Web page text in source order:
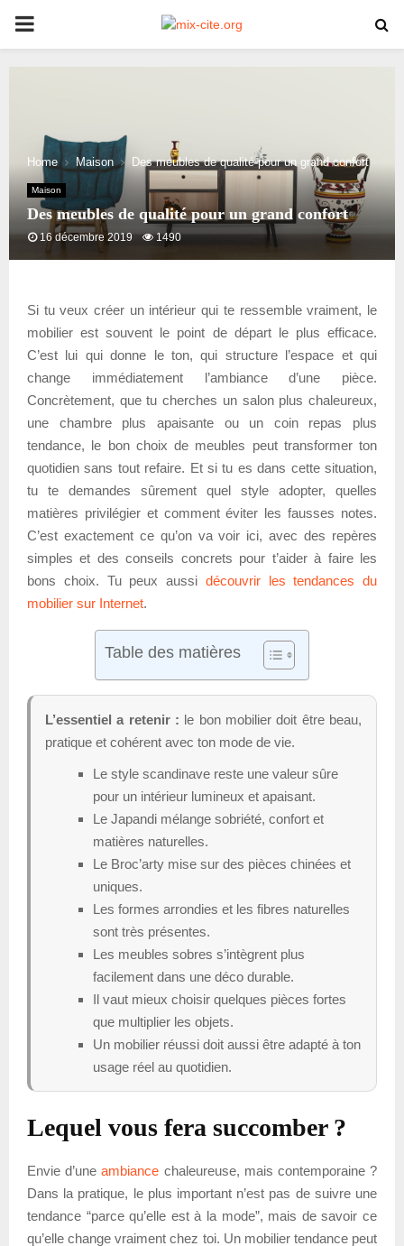
PRIMARY
MENU
Home Maison Des meubles de qualité pour un grand confort
Maison
Des meubles de qualité pour un grand confort
16 décembre 2019 1490
Si tu veux créer un intérieur qui te ressemble vraiment, le
mobilier est souvent le point de départ le plus efficace.
C’est lui qui donne le ton, qui structure l’espace et qui
change immédiatement l’ambiance d’une pièce.
Concrètement, que tu cherches un salon plus chaleureux,
une chambre plus apaisante ou un coin repas plus
tendance, le bon choix de meubles peut transformer ton
quotidien sans tout refaire. Et si tu es dans cette situation,
tu te demandes sûrement quel style adopter, quelles
matières privilégier et comment éviter les fausses notes.
C’est exactement ce qu’on va voir ici, avec des repères
simples et des conseils concrets pour t’aider à faire les
bons choix. Tu peux aussi découvrir les tendances du
mobilier sur Internet.
Table des matières
L’essentiel a retenir : le bon mobilier doit être beau,
pratique et cohérent avec ton mode de vie.
Le style scandinave reste une valeur sûre
pour un intérieur lumineux et apaisant.
Le Japandi mélange sobriété, confort et
matières naturelles.
Le Broc’arty mise sur des pièces chinées et
uniques.
Les formes arrondies et les fibres naturelles
sont très présentes.
Les meubles sobres s’intègrent plus
facilement dans une déco durable.
Il vaut mieux choisir quelques pièces fortes
que multiplier les objets.
Un mobilier réussi doit aussi être adapté à ton
usage réel au quotidien.
Lequel vous fera succomber ?
Envie d’uneambiance chaleureuse, mais contemporaine ?
Dans la pratique, le plus important n’est pas de suivre une
tendance “parce qu’elle est à la mode”, mais de savoir ce
qu’elle change vraiment chez toi. Un mobilier tendance peut